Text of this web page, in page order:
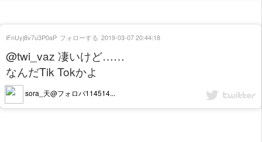
@twi_vaz 凄いけど……
なんだTik Tokかよ
sora_天@フォロバ114514...
iFnUyj8v7u3P0aP フォローする 2019-03-07 20:44:18